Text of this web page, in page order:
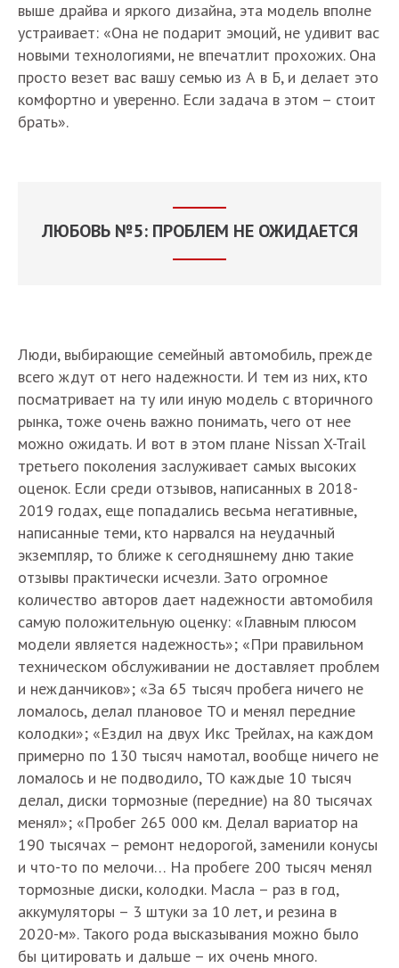
выше драйва и яркого дизайна, эта модель вполне
устраивает: «Она не подарит эмоций, не удивит вас
новыми технологиями, не впечатлит прохожих. Она
просто везет вас вашу семью из А в Б, и делает это
комфортно и уверенно. Если задача в этом – стоит
брать».
ЛЮБОВЬ №5: ПРОБЛЕМ НЕ ОЖИДАЕТСЯ
Люди, выбирающие семейный автомобиль, прежде
всего ждут от него надежности. И тем из них, кто
посматривает на ту или иную модель с вторичного
рынка, тоже очень важно понимать, чего от нее
можно ожидать. И вот в этом плане Nissan X-Trail
третьего поколения заслуживает самых высоких
оценок. Если среди отзывов, написанных в 2018-
2019 годах, еще попадались весьма негативные,
написанные теми, кто нарвался на неудачный
экземпляр, то ближе к сегодняшнему дню такие
отзывы практически исчезли. Зато огромное
количество авторов дает надежности автомобиля
самую положительную оценку: «Главным плюсом
модели является надежность»; «При правильном
техническом обслуживании не доставляет проблем
и нежданчиков»; «За 65 тысяч пробега ничего не
ломалось, делал плановое ТО и менял передние
колодки»; «Ездил на двух Икс Трейлах, на каждом
примерно по 130 тысяч намотал, вообще ничего не
ломалось и не подводило, ТО каждые 10 тысяч
делал, диски тормозные (передние) на 80 тысячах
менял»; «Пробег 265 000 км. Делал вариатор на
190 тысячах – ремонт недорогой, заменили конусы
и что-то по мелочи… На пробеге 200 тысяч менял
тормозные диски, колодки. Масла – раз в год,
аккумуляторы – 3 штуки за 10 лет, и резина в
2020-м». Такого рода высказывания можно было
бы цитировать и дальше – их очень много.